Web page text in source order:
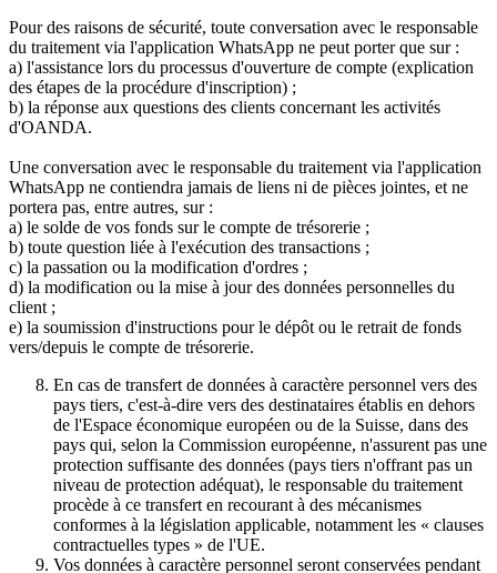
Pour des raisons de sécurité, toute conversation avec le responsable
du traitement via l'application WhatsApp ne peut porter que sur :
a) l'assistance lors du processus d'ouverture de compte (explication
des étapes de la procédure d'inscription) ;
b) la réponse aux questions des clients concernant les activités
d'OANDA.
Une conversation avec le responsable du traitement via l'application
WhatsApp ne contiendra jamais de liens ni de pièces jointes, et ne
portera pas, entre autres, sur :
a) le solde de vos fonds sur le compte de trésorerie ;
b) toute question liée à l'exécution des transactions ;
c) la passation ou la modification d'ordres ;
d) la modification ou la mise à jour des données personnelles du
client ;
e) la soumission d'instructions pour le dépôt ou le retrait de fonds
vers/depuis le compte de trésorerie.
En cas de transfert de données à caractère personnel vers des
pays tiers, c'est-à-dire vers des destinataires établis en dehors
de l'Espace économique européen ou de la Suisse, dans des
pays qui, selon la Commission européenne, n'assurent pas une
protection suffisante des données (pays tiers n'offrant pas un
niveau de protection adéquat), le responsable du traitement
procède à ce transfert en recourant à des mécanismes
conformes à la législation applicable, notamment les « clauses
contractuelles types » de l'UE.
Vos données à caractère personnel seront conservées pendant